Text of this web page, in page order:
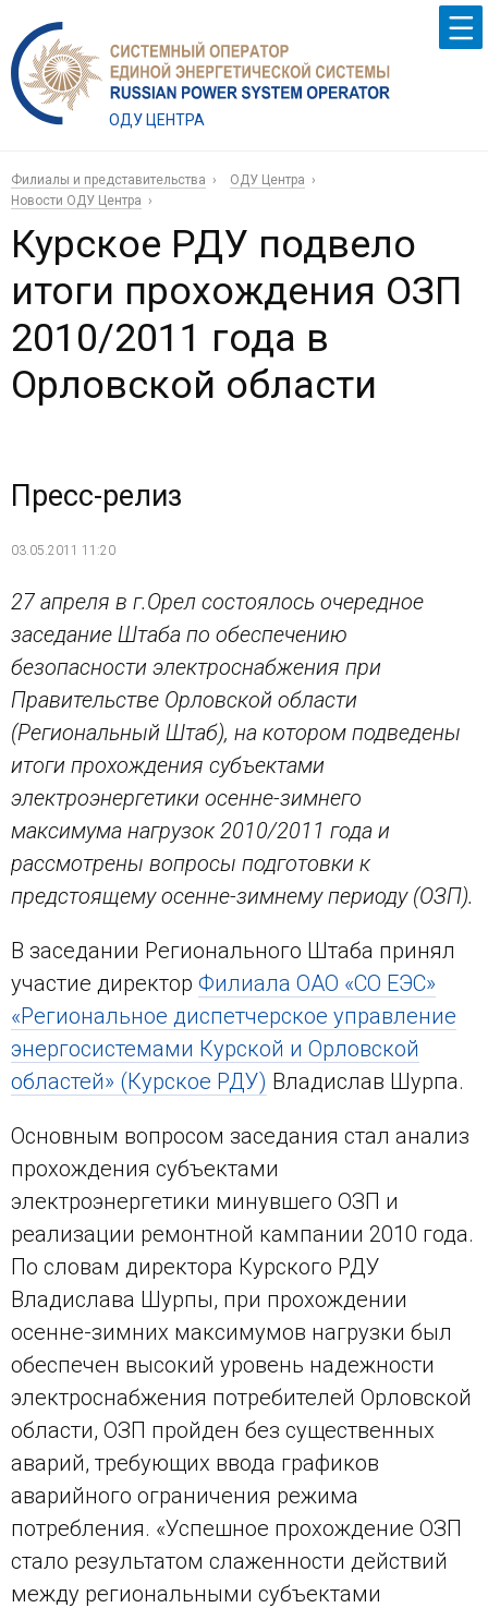
ОДУ ЦЕНТРА
Филиалы и представительства
ОДУ Центра
Новости ОДУ Центра
Курское РДУ подвело
итоги прохождения ОЗП
2010/2011 года в
Орловской области
Пресс-релиз
03.05.2011 11:20
27 апреля в г.Орел состоялось очередное
заседание Штаба по обеспечению
безопасности электроснабжения при
Правительстве Орловской области
(Региональный Штаб), на котором подведены
итоги прохождения субъектами
электроэнергетики осенне-зимнего
максимума нагрузок 2010/2011 года и
рассмотрены вопросы подготовки к
предстоящему осенне-зимнему периоду (ОЗП).
В заседании Регионального Штаба принял
участие директор Филиала ОАО «СО ЕЭС»
«Региональное диспетчерское управление
энергосистемами Курской и Орловской
областей» (Курское РДУ) Владислав Шурпа.
Основным вопросом заседания стал анализ
прохождения субъектами
электроэнергетики минувшего ОЗП и
реализации ремонтной кампании 2010 года.
По словам директора Курского РДУ
Владислава Шурпы, при прохождении
осенне-зимних максимумов нагрузки был
обеспечен высокий уровень надежности
электроснабжения потребителей Орловской
области, ОЗП пройден без существенных
аварий, требующих ввода графиков
аварийного ограничения режима
потребления. «Успешное прохождение ОЗП
стало результатом слаженности действий
между региональными субъектами